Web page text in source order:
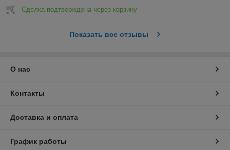
Сделка подтверждена через корзину
Показать все отзывы
О нас
Контакты
Доставка и оплата
График работы